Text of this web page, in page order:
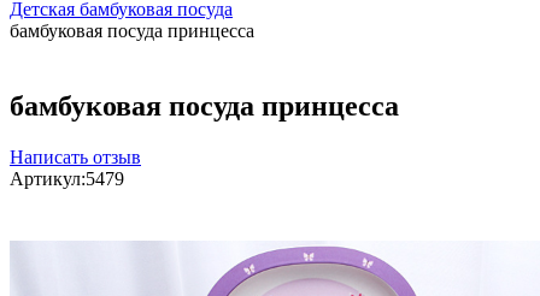
Детская бамбуковая посуда
бамбуковая посуда принцесса
бамбуковая посуда принцесса
Написать отзыв
Артикул:5479